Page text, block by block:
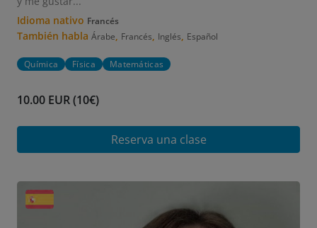
Idioma nativo Francés
También habla Árabe Francés Inglés Español
Química Física Matemáticas
10.00 EUR (10€)
Reserva una clase